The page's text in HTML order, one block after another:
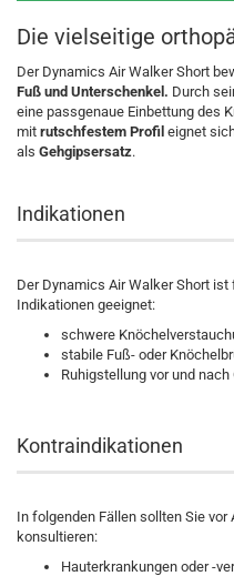
Die vielseitige
Der Dynamics Air Walker Short
Fuß und Unterschenkel. Durch
eine passgenaue Einbettung des
mit rutschfestem Profil eignet
als Gehgipsersatz.
Indikationen
Der Dynamics Air Walker Short
Indikationen geeignet:
schwere
stabile Fuß- oder
Ruhigstellung vor und nach
Kontraindikationen
In folgenden Fällen sollten Sie
konsultieren:
Hauterkrankungen oder -